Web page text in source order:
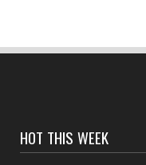
HOT THIS WEEK